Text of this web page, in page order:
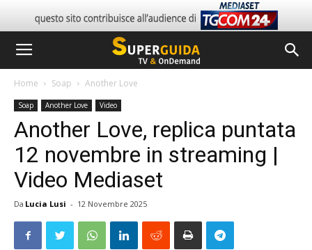
Home Soap Another Love
Soap Another Love Video
Another Love, replica puntata
12 novembre in streaming |
Video Mediaset
Da Lucia Lusi - 12 Novembre 2025